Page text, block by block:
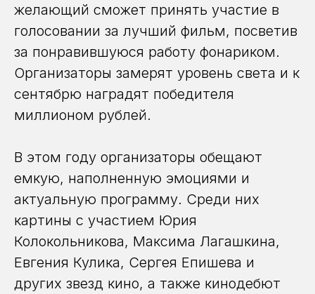
желающий сможет принять участие в
голосовании за лучший фильм, посветив
за понравившуюся работу фонариком.
Организаторы замерят уровень света и к
сентябрю наградят победителя
миллионом рублей.
В этом году организаторы обещают
емкую, наполненную эмоциями и
актуальную программу. Среди них
картины с участием Юрия
Колокольникова, Максима Лагашкина,
Евгения Кулика, Сергея Епишева и
других звезд кино, а также кинодебют